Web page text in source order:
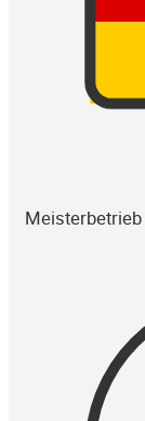
Meisterbetrieb